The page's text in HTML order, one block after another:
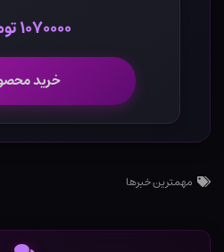
۱۰۷۰۰۰۰ تومان
خرید
مهمترین خبرها